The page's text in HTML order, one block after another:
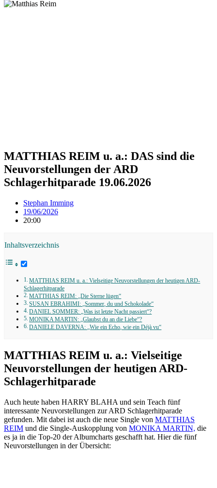
MATTHIAS REIM u. a.: DAS sind die
Neuvorstellungen der ARD
Schlagerhitparade 19.06.2026
Stephan Imming
19/06/2026
20:00
Inhaltsverzeichnis
MATTHIAS REIM u. a.: Vielseitige Neuvorstellungen der heutigen ARD-
Schlagerhitparade
MATTHIAS REIM: „Die Sterne lügen“
SUSAN EBRAHIMI: „Sommer, du und Schokolade“
DANIEL SOMMER: „Was ist letzte Nacht passiert“?
MONIKA MARTIN: „Glaubst du an die Liebe“?
DANIELE DAVERNA: „Wie ein Echo, wie ein Déjà vu“
MATTHIAS REIM u. a.: Vielseitige
Neuvorstellungen der heutigen ARD-
Schlagerhitparade
Auch heute haben HARRY BLAHA und sein Teach fünf
interessante Neuvorstellungen zur ARD Schlagerhitparade
gefunden. Mit dabei ist auch die neue Single von MATTHIAS
REIM und die Single-Auskopplung von MONIKA MARTIN, die
es ja in die Top-20 der Albumcharts geschafft hat. Hier die fünf
Neuvorstellungen in der Übersicht: